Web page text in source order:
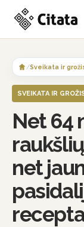
content
/Sveikata ir
SVEIKATA IR
Net 64
net